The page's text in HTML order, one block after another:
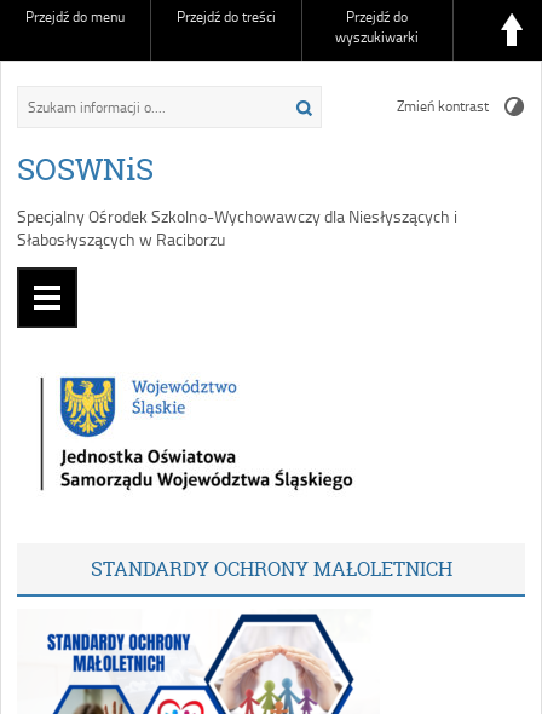
Przejdź do menu Przejdź do treści
Przejdź do
wyszukiwarki
SOSWNiS
Specjalny Ośrodek Szkolno-Wychowawczy dla Niesłyszących i
Słabosłyszących w Raciborzu
Zmień kontrast
STANDARDY OCHRONY MAŁOLETNICH